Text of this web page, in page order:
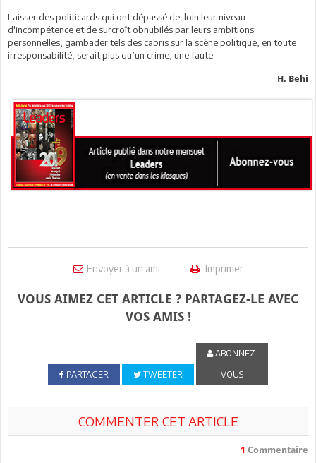
Laisser des politicards qui ont dépassé de loin leur niveau
d'incompétence et de surcroît obnubilés par leurs ambitions
personnelles, gambader tels des cabris sur la scène politique, en toute
irresponsabilité, serait plus qu’un crime, une faute.
H. Behi
Envoyer à un ami Imprimer
VOUS AIMEZ CET ARTICLE ? PARTAGEZ-LE AVEC
VOS AMIS !
PARTAGER TWEETER
ABONNEZ-
VOUS
COMMENTER CET ARTICLE
1 Commentaire